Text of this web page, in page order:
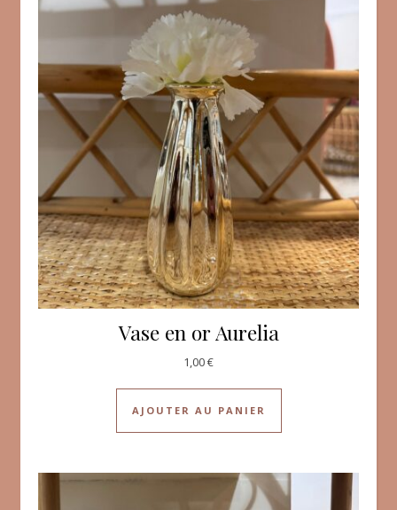
Vase en or Aurelia
1,00€
AJOUTER AU PANIER